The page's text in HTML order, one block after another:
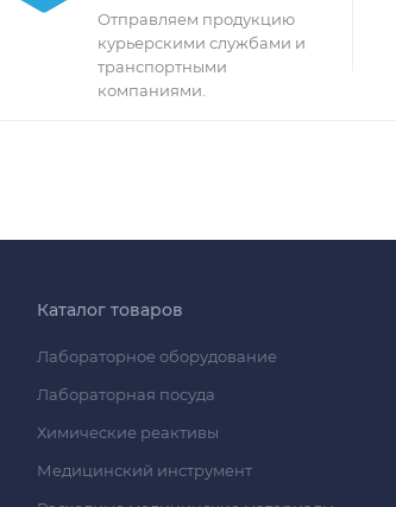
Отправляем продукцию
курьерскими службами и
транспортными
компаниями.
Каталог товаров
Лабораторное оборудование
Лабораторная посуда
Химические реактивы
Медицинский инструмент